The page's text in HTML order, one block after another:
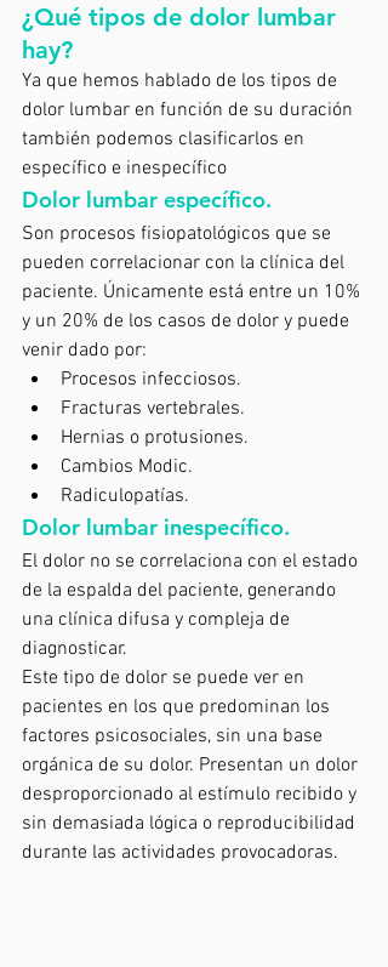
¿Qué tipos de dolor lumbar
hay?
Ya que hemos hablado de los tipos de
dolor lumbar en función de su duración
también podemos clasificarlos en
específico e inespecífico
Dolor lumbar específico.
Son procesos fisiopatológicos que se
pueden correlacionar con la clínica del
paciente. Únicamente está entre un 10%
y un 20% de los casos de dolor y puede
venir dado por:
Procesos infecciosos.
Fracturas vertebrales.
Hernias o protusiones.
Cambios Modic.
Radiculopatías.
Dolor lumbar inespecífico.
El dolor no se correlaciona con el estado
de la espalda del paciente, generando
una clínica difusa y compleja de
diagnosticar.
Este tipo de dolor se puede ver en
pacientes en los que predominan los
factores psicosociales, sin una base
orgánica de su dolor. Presentan un dolor
desproporcionado al estímulo recibido y
sin demasiada lógica o reproducibilidad
durante las actividades provocadoras.